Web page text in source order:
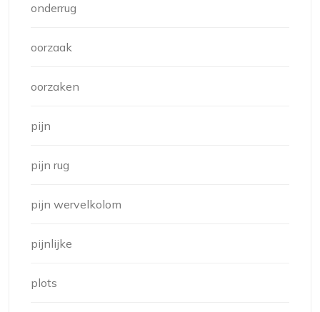
onderrug
oorzaak
oorzaken
pijn
pijn rug
pijn wervelkolom
pijnlijke
plots